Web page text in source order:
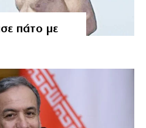
πάτο με